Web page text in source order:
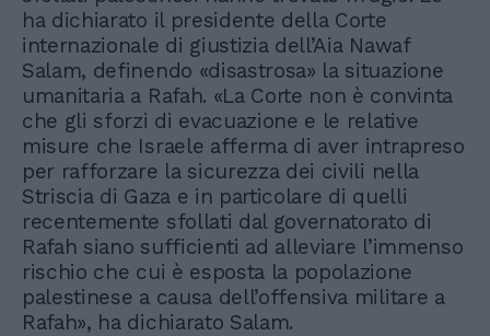
ha dichiarato il presidente della Corte
internazionale di giustizia dell’Aia Nawaf
Salam, definendo «disastrosa» la situazione
umanitaria a Rafah. «La Corte non è convinta
che gli sforzi di evacuazione e le relative
misure che Israele afferma di aver intrapreso
per rafforzare la sicurezza dei civili nella
Striscia di Gaza e in particolare di quelli
recentemente sfollati dal governatorato di
Rafah siano sufficienti ad alleviare l’immenso
rischio che cui è esposta la popolazione
palestinese a causa dell’offensiva militare a
Rafah», ha dichiarato Salam.